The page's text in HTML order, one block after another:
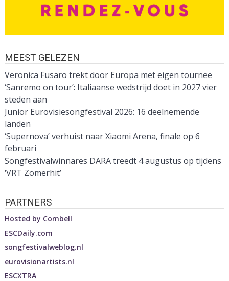
MEEST GELEZEN
Veronica Fusaro trekt door Europa met eigen tournee
‘Sanremo on tour’: Italiaanse wedstrijd doet in 2027 vier
steden aan
Junior Eurovisiesongfestival 2026: 16 deelnemende
landen
‘Supernova’ verhuist naar Xiaomi Arena, finale op 6
februari
Songfestivalwinnares DARA treedt 4 augustus op tijdens
‘VRT Zomerhit’
PARTNERS
Hosted by Combell
ESCDaily.com
songfestivalweblog.nl
eurovisionartists.nl
ESCXTRA